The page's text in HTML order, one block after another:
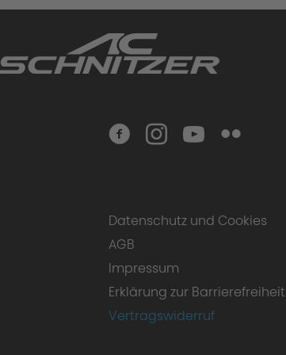
Datenschutz und Cookies
AGB
Impressum
Erklärung zur Barrierefreiheit
Vertragswiderruf